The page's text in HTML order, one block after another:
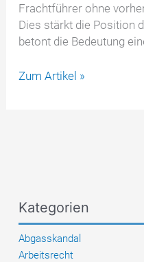
Frachtführer ohne
Dies stärkt die Position
betont die Bedeutung
Bundesgerichtshof:
Frachtführer
bei
(Tief-)Kühlgut
Zum Artikel »
Kategorien
Abgasskandal
Arbeitsrecht